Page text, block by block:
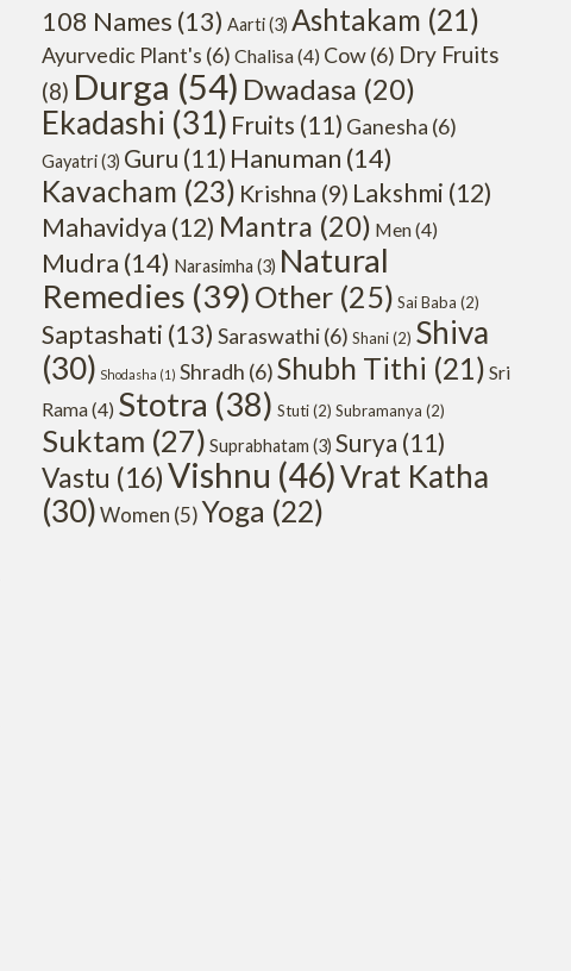
108 Names (13) Aarti(3) Ashtakam (21)
Ayurvedic Plant's (6) Chalisa(4) Cow(6) Dry Fruits
(8) Durga (54) Dwadasa (20)
Ekadashi (31) Fruits (11) Ganesha (6)
Gayatri(3) Guru (11) Hanuman (14)
Kavacham (23) Krishna (9) Lakshmi (12)
Mahavidya (12) Mantra (20) Men(4)
Mudra (14) Narasimha (3) Natural
Remedies (39) Other (25) Sai Baba (2)
Saptashati (13) Saraswathi(6) Shani(2) Shiva
(30) Shodasha (1) Shradh (6)Shubh Tithi (21) Sri
Rama(4) Stotra (38) Stuti(2) Subramanya (2)
Suktam (27) Suprabhatam (3) Surya (11)
Vastu (16)Vishnu (46)Vrat Katha
(30)Women (5)Yoga (22)